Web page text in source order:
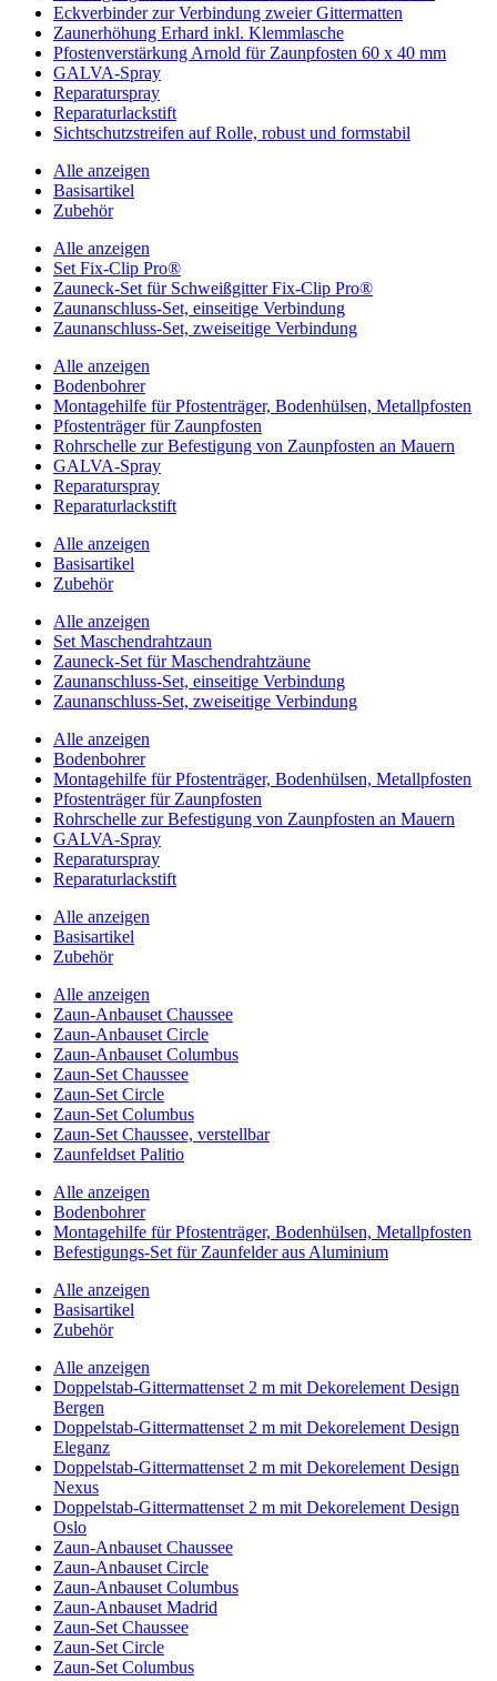
Eckverbinder zur Verbindung zweier Gittermatten
Zaunerhöhung Erhard inkl. Klemmlasche
Pfostenverstärkung Arnold für Zaunpfosten 60 x 40 mm
GALVA-Spray
Reparaturspray
Reparaturlackstift
Sichtschutzstreifen auf Rolle, robust und formstabil
Alle anzeigen
Basisartikel
Zubehör
Alle anzeigen
Set Fix-Clip Pro®
Zauneck-Set für Schweißgitter Fix-Clip Pro®
Zaunanschluss-Set, einseitige Verbindung
Zaunanschluss-Set, zweiseitige Verbindung
Alle anzeigen
Bodenbohrer
Montagehilfe für Pfostenträger, Bodenhülsen, Metallpfosten
Pfostenträger für Zaunpfosten
Rohrschelle zur Befestigung von Zaunpfosten an Mauern
GALVA-Spray
Reparaturspray
Reparaturlackstift
Alle anzeigen
Basisartikel
Zubehör
Alle anzeigen
Set Maschendrahtzaun
Zauneck-Set für Maschendrahtzäune
Zaunanschluss-Set, einseitige Verbindung
Zaunanschluss-Set, zweiseitige Verbindung
Alle anzeigen
Bodenbohrer
Montagehilfe für Pfostenträger, Bodenhülsen, Metallpfosten
Pfostenträger für Zaunpfosten
Rohrschelle zur Befestigung von Zaunpfosten an Mauern
GALVA-Spray
Reparaturspray
Reparaturlackstift
Alle anzeigen
Basisartikel
Zubehör
Alle anzeigen
Zaun-Anbauset Chaussee
Zaun-Anbauset Circle
Zaun-Anbauset Columbus
Zaun-Set Chaussee
Zaun-Set Circle
Zaun-Set Columbus
Zaun-Set Chaussee, verstellbar
Zaunfeldset Palitio
Alle anzeigen
Bodenbohrer
Montagehilfe für Pfostenträger, Bodenhülsen, Metallpfosten
Befestigungs-Set für Zaunfelder aus Aluminium
Alle anzeigen
Basisartikel
Zubehör
Alle anzeigen
Doppelstab-Gittermattenset 2 m mit Dekorelement Design
Bergen
Doppelstab-Gittermattenset 2 m mit Dekorelement Design
Eleganz
Doppelstab-Gittermattenset 2 m mit Dekorelement Design
Nexus
Doppelstab-Gittermattenset 2 m mit Dekorelement Design
Oslo
Zaun-Anbauset Chaussee
Zaun-Anbauset Circle
Zaun-Anbauset Columbus
Zaun-Anbauset Madrid
Zaun-Set Chaussee
Zaun-Set Circle
Zaun-Set Columbus